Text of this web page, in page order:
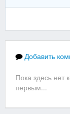
Добавить
Пока здесь нет
первым...